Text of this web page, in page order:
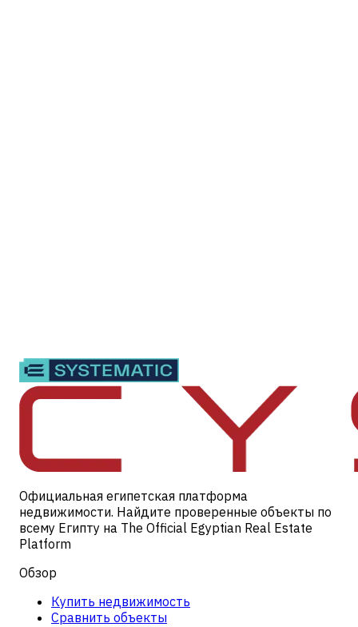
Официальная египетская платформа
недвижимости. Найдите проверенные объекты по
всему Египту на The Official Egyptian Real Estate
Platform
Обзор
Купить недвижимость
Сравнить объекты